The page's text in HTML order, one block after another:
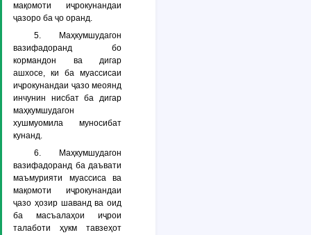
мақомоти иҷрокунандаи
ҷазоро ба ҷо оранд.
5. Маҳкумшудагон
вазифадоранд бо
кормандон ва дигар
ашхосе, ки ба муассисаи
иҷрокунандаи ҷазо меоянд
инчунин нисбат ба дигар
маҳкумшудагон
хушмуомила муносибат
кунанд.
6. Маҳкумшудагон
вазифадоранд ба даъвати
маъмурияти муассиса ва
мақомоти иҷрокунандаи
ҷазо ҳозир шаванд ва оид
ба масъалаҳои иҷрои
талаботи ҳукм тавзеҳот